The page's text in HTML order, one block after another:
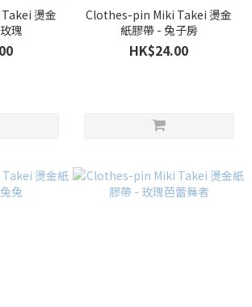
燙金
瑰
Clothes-pin Miki Takei 燙金
紙膠帶 - 兔子房
HK$24.00